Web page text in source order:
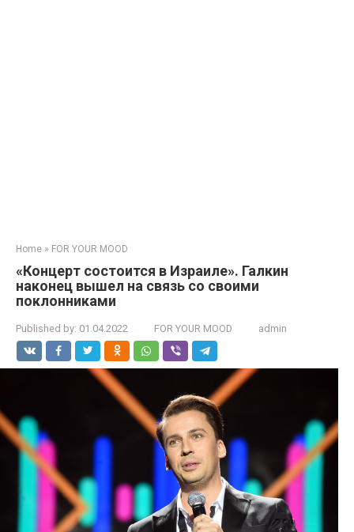
Home » FOR YOUR MOOD
«Концерт состоится в Израиле». Галкин
наконец вышел на связь со своими
пoклонниками
Published by: 01.04.2022 FOR YOUR MOOD admin